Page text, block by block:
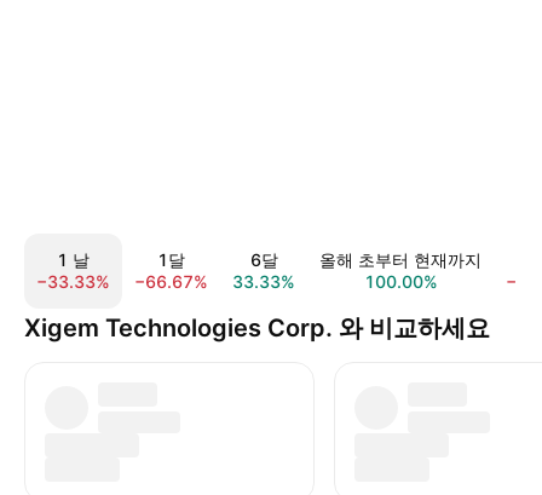
1 날
−33.33%
1달
−66.67%
6달
33.33%
올해 초부터 현재까지
100.00%
Xigem Technologies Corp. 와 비교하세요